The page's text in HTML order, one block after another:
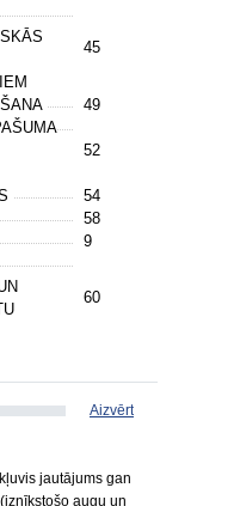
45
49
52
54
58
9
60
Aizvērt
jautājums gan
augu un